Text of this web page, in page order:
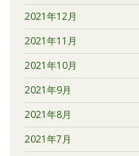
2021年12月
2021年11月
2021年10月
2021年9月
2021年8月
2021年7月